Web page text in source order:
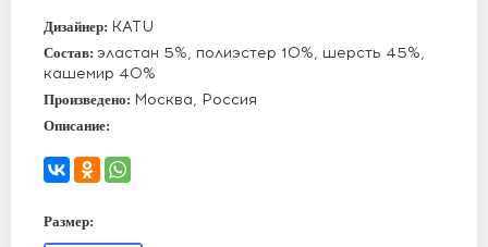
Дизайнер: KATU
Состав: эластан 5%, полиэстер 10%, шерсть 45%,
кашемир 40%
Произведено: Москва, Россия
Описание:
Размер: